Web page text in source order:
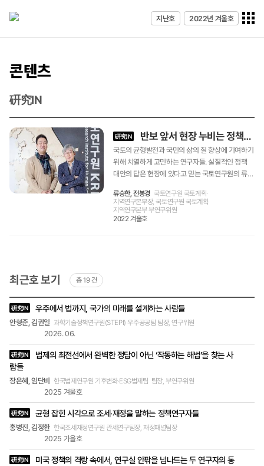
전체메
열기
지난호 2022년 겨울호
콘텐츠
硏究IN
硏究IN 반보 앞서 현장 누비는 정책연구자들
국토의 균형발전과 국민의 삶의 질 향상에 기여하기
위해 치열하게 고민하는 연구자들. 실질적인 정책
대안의 답은 현장에 있다고 믿는 국토연구원의 류승
역연구본부 부연구위원이 만나 현장성과 시대적 요
구에 부합하는 정책연구자의 길에 대해 허심탄회한
대화를 나눴다. 류승한 국토계획·지역연구본부장(이
료되어 대학원에 진학하게 됐습니다. 그렇게 관심을
갖게 된 분야에서 계속 연구하고 글을 쓸 수 있는 곳
을 찾다 보니 자연스레 국토연구원으로 흘러오게 됐
전봉경) 이 정부출연연구기관의 역할이죠. 연구원에
오기 전에는 기업에서 근무했었는데 저 자신에 대한
스로 목표를 세우고 큰 그림을 그려나가기에는 부족
은 사람이 윤택한 삶을 누릴 수 있는 사회를 만드는
정답 도출이 아닌 문제점을 파악하고 알리는 역할
갈등을 조정하기 위한 과제들을 많이 다루는 편이
류승한, 전봉경 국토연구원 국토계획·
지역연구본부장, 국토연구원 국토계획·
지역연구본부 부연구위원
2022 겨울호
최근호 보기 총 19 건
최근호
목록
-
제목,
(소속
및
직책),
호
硏究IN 우주에서 법까지, 국가의 미래를 설계하는 사람들
안형준, 김권일 과학기술정책연구원(STEPI) 우주공공팀 팀장, 연구위원
2026. 06.
硏究IN
법제의 최전선에서 완벽한 정답이 아닌 ‘작동하는 해법’을 찾는 사
람들
장은혜, 임단비 한국법제연구원 기후변화·ESG법제팀 팀장, 부연구위원
2025 겨울호
硏究IN 균형 잡힌 시각으로 조세·재정을 말하는 정책연구자들
홍병진, 김정환 한국조세재정연구원 관세연구팀장, 재정패널팀장
2025 가을호
硏究IN
미국 정책의 격랑 속에서, 연구실 안팎을 넘나드는 두 연구자의 통